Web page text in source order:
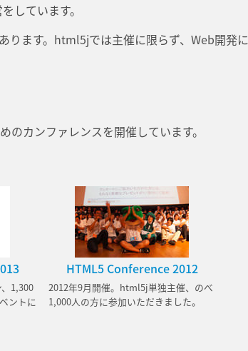
しています。
ります。html5jでは主催に限らず、Web開発に
カンファレンスを開催しています。
1,300
ントに
HTML5 Conference 2012
2012年9月開催。html5j単独主催、のべ
1,000人の方に参加いただきました。